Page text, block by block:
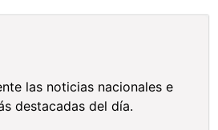
las noticias nacionales e
destacadas del día.